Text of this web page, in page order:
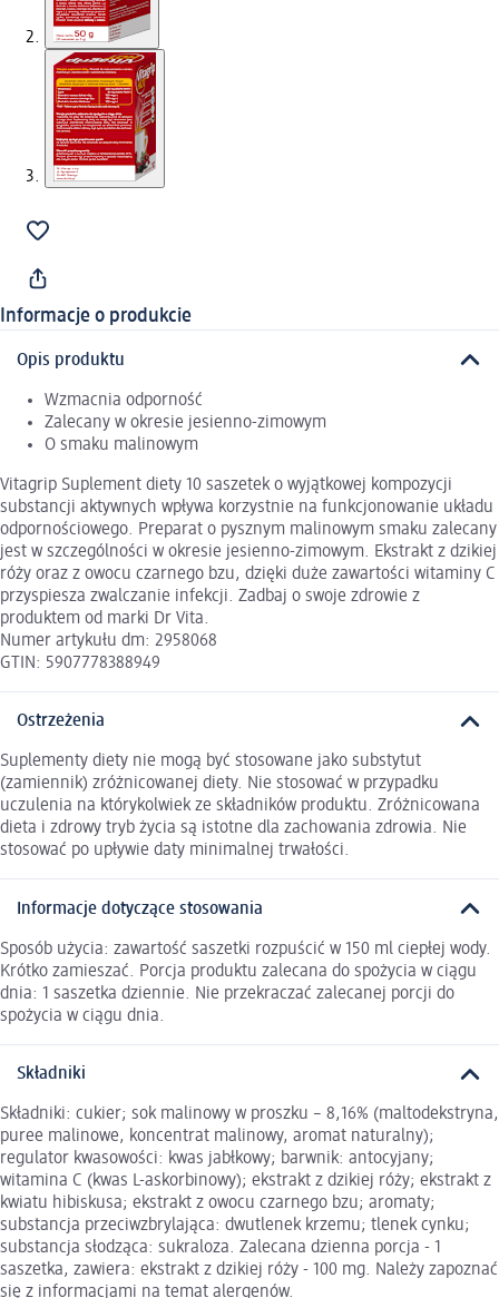
Informacje o produkcie
Opis produktu
Wzmacnia odporność
Zalecany w okresie jesienno-zimowym
O smaku malinowym
Vitagrip Suplement diety 10 saszetek o wyjątkowej kompozycji
substancji aktywnych wpływa korzystnie na funkcjonowanie układu
odpornościowego. Preparat o pysznym malinowym smaku zalecany
jest w szczególności w okresie jesienno-zimowym. Ekstrakt z dzikiej
róży oraz z owocu czarnego bzu, dzięki duże zawartości witaminy C
przyspiesza zwalczanie infekcji. Zadbaj o swoje zdrowie z
produktem od marki Dr Vita.
Numer artykułu dm: 2958068
GTIN: 5907778388949
Ostrzeżenia
Suplementy diety nie mogą być stosowane jako substytut
(zamiennik) zróżnicowanej diety. Nie stosować w przypadku
uczulenia na którykolwiek ze składników produktu. Zróżnicowana
dieta i zdrowy tryb życia są istotne dla zachowania zdrowia. Nie
stosować po upływie daty minimalnej trwałości.
Informacje dotyczące stosowania
Sposób użycia: zawartość saszetki rozpuścić w 150 ml ciepłej wody.
Krótko zamieszać. Porcja produktu zalecana do spożycia w ciągu
dnia: 1 saszetka dziennie. Nie przekraczać zalecanej porcji do
spożycia w ciągu dnia.
Składniki
Składniki: cukier; sok malinowy w proszku – 8,16% (maltodekstryna,
puree malinowe, koncentrat malinowy, aromat naturalny);
regulator kwasowości: kwas jabłkowy; barwnik: antocyjany;
witamina C (kwas L-askorbinowy); ekstrakt z dzikiej róży; ekstrakt z
kwiatu hibiskusa; ekstrakt z owocu czarnego bzu; aromaty;
substancja przeciwzbrylająca: dwutlenek krzemu; tlenek cynku;
substancja słodząca: sukraloza. Zalecana dzienna porcja - 1
saszetka, zawiera: ekstrakt z dzikiej róży - 100 mg. Należy zapoznać
się z informacjami na temat alergenów.